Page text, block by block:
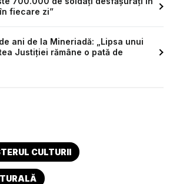
fiecare zi”
ani de la Mineriadă: „Lipsa unui
Justiției rămâne o pată de
CULTURII